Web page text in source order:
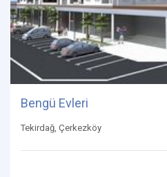
Bengü Evleri
Tekirdağ, Çerkezköy